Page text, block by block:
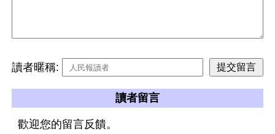
讀者暱稱:
讀者留言
歡迎您的留言反饋。